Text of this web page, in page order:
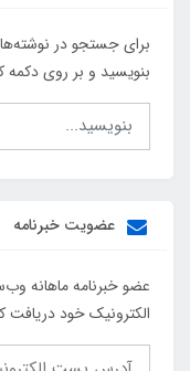
برای جستجو در
بنویسید و بر روی دکمه
عضویت خبرنامه
عضو خبرنامه ماهانه
الکترونیک خود دریافت